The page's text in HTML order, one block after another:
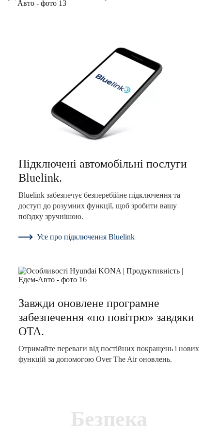
Підключені автомобільні послуги
Bluelink.
Bluelink забезпечує безперебійне підключення та
доступ до розумних функції, щоб зробити вашу
поїздку зручнішою.
Усе про підключення Bluelink
Завжди оновлене програмне
забезпечення «по повітрю» завдяки
OTA.
Отримайте переваги від постійних покращень і нових
функцій за допомогою Over The Air оновлень.
Безпека